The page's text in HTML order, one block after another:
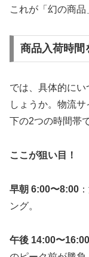
これが「幻の商品
商品入荷時間
では、具体的に
しょうか。物流
下の2つの時間帯
ここが狙い目！
早朝 6:00〜8:00
ング。
午後 14:00〜16:00